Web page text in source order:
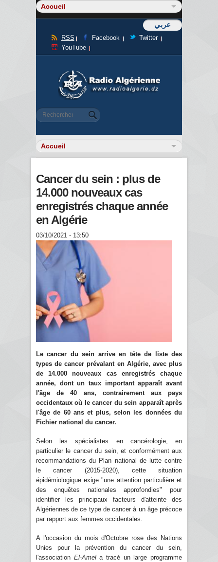
عربي
RSS Facebook
Twitter
YouTube
Formulaire de recherche
Rechercher
Cancer du sein : plus de
14.000 nouveaux cas
enregistrés chaque année
en Algérie
03/10/2021 - 13:50
Le cancer du sein arrive en tête de liste des
types de cancer prévalant en Algérie, avec plus
de 14.000 nouveaux cas enregistrés chaque
année, dont un taux important apparaît avant
l'âge de 40 ans, contrairement aux pays
occidentaux où le cancer du sein apparaît après
l'âge de 60 ans et plus, selon les données du
Fichier national du cancer.
Selon les spécialistes en cancérologie, en
particulier le cancer du sein, et conformément aux
recommandations du Plan national de lutte contre
le cancer (2015-2020), cette situation
épidémiologique exige "une attention particulière et
des enquêtes nationales approfondies" pour
identifier les principaux facteurs d'atteinte des
Algériennes de ce type de cancer à un âge précoce
par rapport aux femmes occidentales.
A l'occasion du mois d'Octobre rose des Nations
Unies pour la prévention du cancer du sein,
l'association El-Amela tracé un large programme